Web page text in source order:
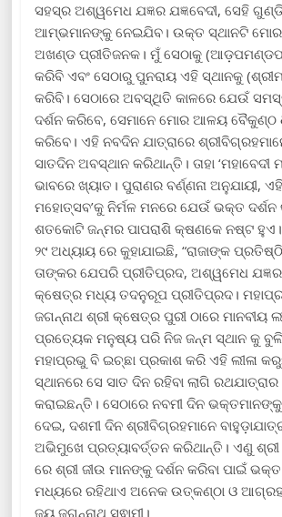
ସହସ୍ର ଅଶ୍ୱମେଧ ଯଜ୍ଞର ଯଜ୍ଞବେଦୀ, ସେହି
ଆମ୍ଭମାନଙ୍କୁ ନେଇଯିବ। ଉକ୍ତ ସ୍ଥାନଟି ମୋର
ଅଖଣ୍ଡ ପ୍ରୀତିଜନକ। ମୁଁ ସେଠାକୁ
କରିବି ଏବଂ ସେଠାରୁ ପୁନରାୟ ଏହି ସ୍ଥାନକୁ
କରିବି। ସେଠାରେ ଅବସ୍ଥିତି କାଳରେ ଯେଉଁ
ଦର୍ଶନ କରିବେ, ସେମାନେ ମୋର ଆଳୟ ବୈକୁଣ୍ଠ
କରିବେ। ଏହି ନବଦିନ ଯାତ୍ରାରେ
ସାତଦିନ ଅବସ୍ଥାନ କରିଥାନ୍ତି। ତାହା ‘ମହାବେଦୀ
ଭାବରେ ଖ୍ୟାତ। ପୁରାଣର ବର୍ଣ୍ଣନା ଅନୁଯାୟୀ, ଏହି
ମହୋତ୍ସବ’କୁ ନିର୍ମଳ ମନରେ ଯେଉଁ ଭକ୍ତ ଦର୍ଶନ
ଶତକୋଟି ଜନ୍ମର ପାପରାଶି କ୍ଷଣକେ ନଷ୍ଟ ହୁଏ।
୨୯ ଅଧ୍ୟାୟ ରେ କୁହାଯାଇଛି, “ରାଜାଙ୍କ
ତାଙ୍କର ଯେପରି ପ୍ରୀତିପ୍ରଦ, ଅଶ୍ୱମେଧ ଯଜ୍ଞର
କ୍ଷେତ୍ର ମଧ୍ୟ ତଦନୁରୂପ ପ୍ରୀତିପ୍ରଦ।
ଜଗନ୍ନାଥ ଶ୍ରୀ କ୍ଷେତ୍ର ପୁରୀ ଠାରେ ମାନବୀୟ
ପ୍ରତ୍ୟେକ ମନୁଷ୍ୟ ପରି ନିଜ ଜନ୍ମ ସ୍ଥାନ କୁ
ମହାପ୍ରଭୁ ବି ଇଚ୍ଛା ପ୍ରକାଶ କରି ଏହି ଲୀଳା
ସ୍ଥାନରେ ସେ ସାତ ଦିନ ରହିବା ଲାଗି ରଥଯାତ୍ରାର
କରାଇଛନ୍ତି। ସେଠାରେ ନବମୀ ଦିନ ଭକ୍ତମାନଙ୍କୁ
ଦେଇ, ଦଶମୀ ଦିନ ଶ୍ରୀବିଗ୍ରହମାନେ
ଅଭିମୁଖେ ପ୍ରତ୍ୟାବର୍ତ୍ତନ କରିଥାନ୍ତି। ଏଣୁ
ରେ ଶ୍ରୀ ଜୀଉ ମାନଙ୍କୁ ଦର୍ଶନ କରିବା ପାଇଁ
ମଧ୍ୟରେ ରହିଥାଏ ଅନେକ ଉତ୍କଣ୍ଠା ଓ
ଜୟ ଜଗନ୍ନାଥ ସ୍ଵାମୀ।